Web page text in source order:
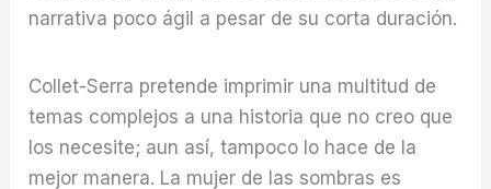
narrativa poco ágil a pesar de su corta duración.
Collet-Serra pretende imprimir una multitud de
temas complejos a una historia que no creo que
los necesite; aun así, tampoco lo hace de la
mejor manera. La mujer de las sombras es